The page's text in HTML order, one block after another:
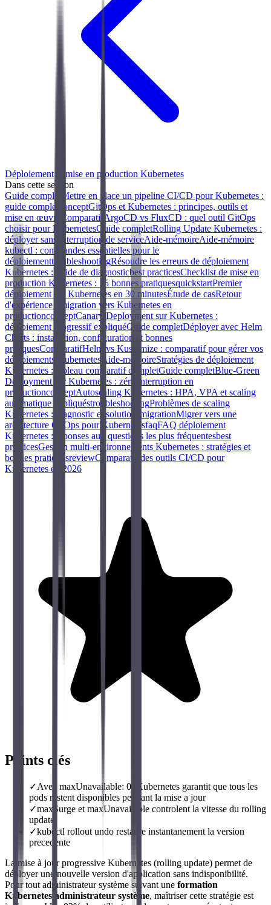
Déploiement et mise en production Kubernetes
Dans cette section
Guide complet
Mettre en place un pipeline CI/CD pour Kubernetes :
guide complet
conceptGitOps et Kubernetes : principes, outils et
mise en œuvre
Comparatif ArgoCD vs FluxCD : quel outil GitOps
choisir pour KubernetesGuide completRolling Update Kubernetes :
déployer sans interruption de serviceAide-mémoireAide-mémoire
kubectl : commandes essentielles pour le
déploiementtroubleshootingRésoudre les erreurs de déploiement
Kubernetes : guide de diagnosticbest practicesChecklist de mise en
production Kubernetes : 15 bonnes pratiquesquickstartPremier
déploiement sur Kubernetes en 30 minutesÉtude de casRetour
d'expérience : migration vers Kubernetes en
productionconceptCanary Deployment sur Kubernetes :
déploiement progressif expliquéGuide completDéployer avec Helm
Charts : installation, configuration et bonnes
pratiquesComparatifHelm vs Kustomize : comparatif pour gérer vos
déploiements Kubernetes Aide-mémoireStratégies de déploiement
Kubernetes : tableau comparatif completGuide completBlue-Green
Deployment sur Kubernetes : zéro interruption en
productionconceptAutoscaling Kubernetes : HPA, VPA et scaling
automatique expliquéstroubleshootingProblèmes de scaling
Kubernetes : diagnostic et solutions
migrationMigrer vers une
architecture GitOps pour KubernetesfaqFAQ déploiement
Kubernetes : réponses aux questions les plus fréquentesbest
practicesGestion multi-environnements Kubernetes : stratégies et
bonnes pratiquesreviewComparatif des outils CI/CD pour
Kubernetes en 2026
Points clés
✓Avec maxUnavailable: 0, Kubernetes garantit que tous les
pods restent disponibles pendant la mise a jour
✓maxSurge et maxUnavailable controlent la vitesse du rolling
update
✓kubectl rollout undo restaure instantanement la version
precedente
La mise à jour progressive Kubernetes (rolling update) permet de
déployer une nouvelle version d'application sans indisponibilité.
Pour tout administrateur système suivant une formation
Kubernetes administrateur système, maîtriser cette stratégie est